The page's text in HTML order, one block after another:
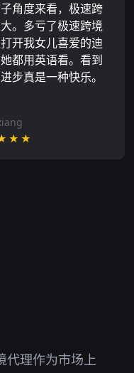
角度来看，极速跨
。多亏了极速跨境
开我女儿喜爱的迪
都用英语看。看到
步真是一种快乐。
代理作为市场上